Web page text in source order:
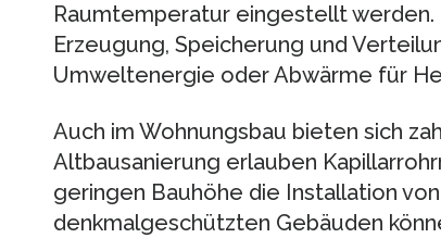
Raumtemperatur eingestellt
Erzeugung, Speicherung und
Umweltenergie oder Abwärme für
Auch im Wohnungsbau bieten sich
Altbausanierung erlauben
geringen Bauhöhe die Installation
denkmalgeschützten Gebäuden